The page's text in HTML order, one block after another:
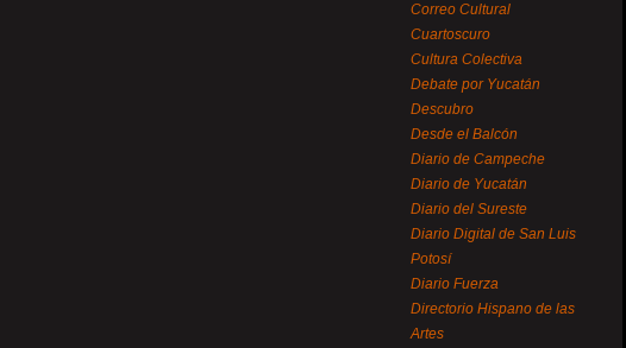
Correo Cultural
Cuartoscuro
Cultura Colectiva
Debate por Yucatán
Descubro
Desde el Balcón
Diario de Campeche
Diario de Yucatán
Diario del Sureste
Diario Digital de San Luis
Potosí
Diario Fuerza
Directorio Hispano de las
Artes